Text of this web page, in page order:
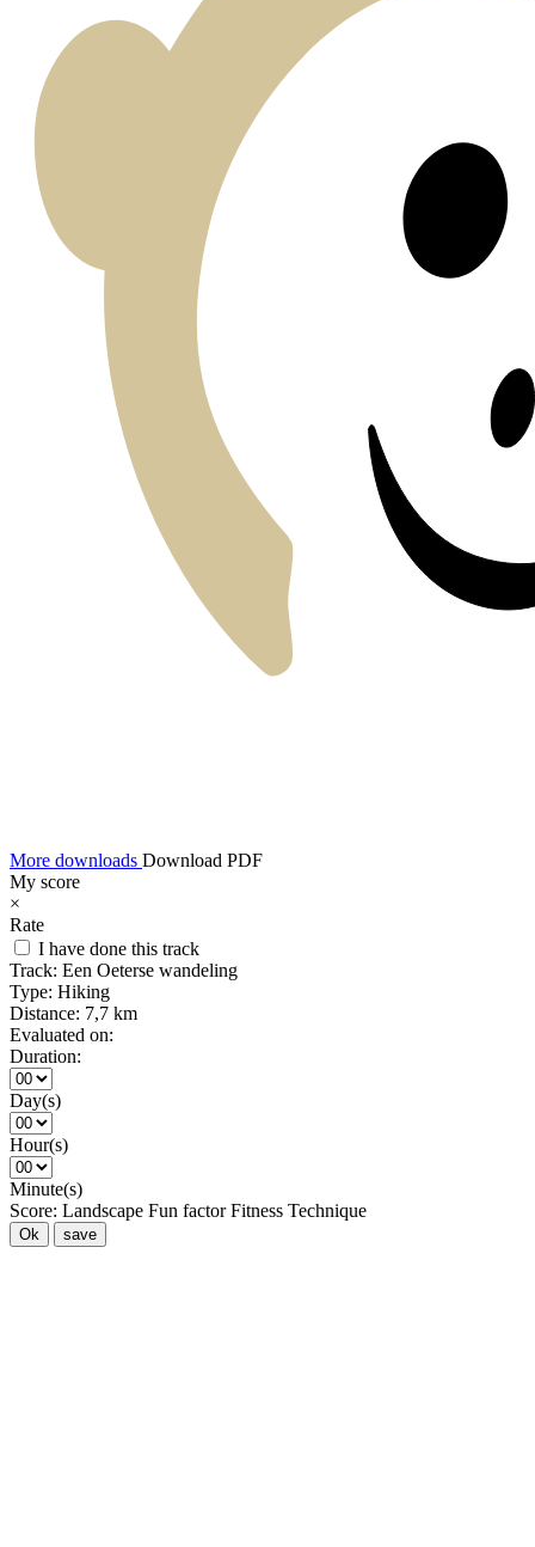
More downloads Download PDF
My score
×
Rate
I have done this track
Track: Een Oeterse wandeling
Type: Hiking
Distance: 7,7 km
Evaluated on:
Duration:
Day(s)
Hour(s)
Minute(s)
Score: Landscape Fun factor Fitness Technique
Ok save